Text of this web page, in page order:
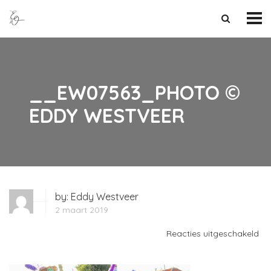
__EW07563_PHOTO ©
EDDY WESTVEER
by: Eddy Westveer
2 maart 2019
Reacties uitgeschakeld